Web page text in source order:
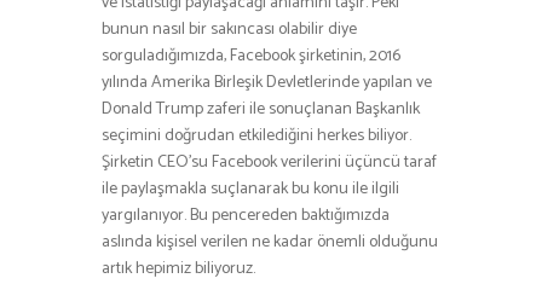
bunun nasıl bir sakıncası olabilir diye
sorguladığımızda, Facebook şirketinin, 2016
yılında Amerika Birleşik Devletlerinde yapılan ve
Donald Trump zaferi ile sonuçlanan Başkanlık
seçimini doğrudan etkilediğini herkes biliyor.
Şirketin CEO’su Facebook verilerini üçüncü taraf
ile paylaşmakla suçlanarak bu konu ile ilgili
yargılanıyor. Bu pencereden baktığımızda
aslında kişisel verilen ne kadar önemli olduğunu
artık hepimiz biliyoruz.